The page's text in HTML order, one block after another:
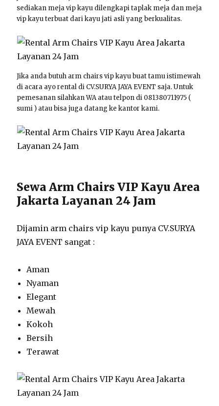
sediakan meja vip kayu dilengkapi taplak meja dan meja
vip kayu terbuat dari kayu jati asli yang berkualitas.
Jika anda butuh arm chairs vip kayu buat tamu istimewah
di acara ayo rental di CV.SURYA JAYA EVENT saja. Untuk
pemesanan silahkan WA atau telpon di 081380711975 (
sumi ) atau bisa juga datang ke kantor kami.
Sewa Arm Chairs VIP Kayu Area
Jakarta Layanan 24 Jam
Dijamin arm chairs vip kayu punya CV.SURYA
JAYA EVENT sangat :
Aman
Nyaman
Elegant
Mewah
Kokoh
Bersih
Terawat